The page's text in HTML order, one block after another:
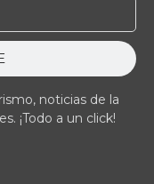
noticias de la
¡Todo a un click!